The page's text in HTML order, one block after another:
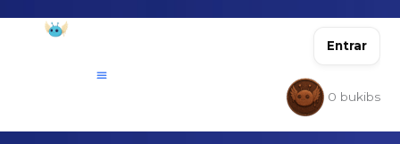
Entrar
0 bukibs